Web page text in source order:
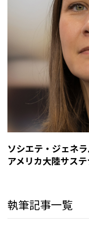
ソシエテ・ジェネ
アメリカ大陸サス
執筆記事一覧